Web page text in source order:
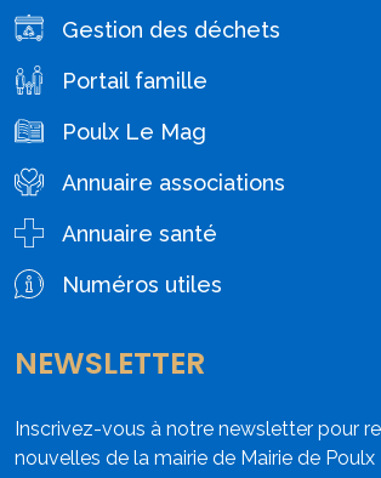
Gestion des déchets
Portail famille
Poulx Le Mag
Annuaire associations
Annuaire santé
Numéros utiles
NEWSLETTER
Inscrivez-vous à notre newsletter pour
nouvelles de la mairie de Mairie de Poulx